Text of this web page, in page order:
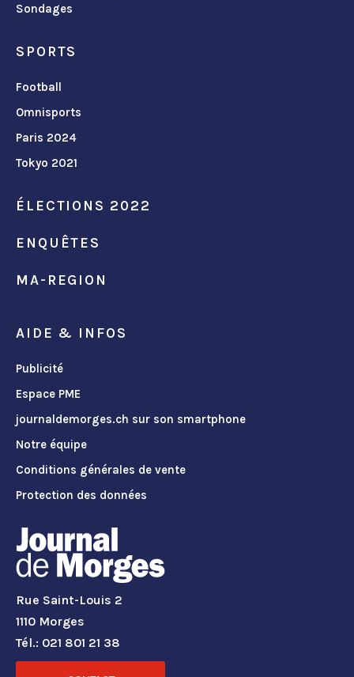
Sondages
SPORTS
Football
Omnisports
Paris 2024
Tokyo 2021
ÉLECTIONS 2022
ENQUÊTES
MA-REGION
AIDE & INFOS
Publicité
Espace PME
journaldemorges.ch sur son smartphone
Notre équipe
Conditions générales de vente
Protection des données
Rue Saint-Louis 2
1110 Morges
Tél.: 021 801 21 38